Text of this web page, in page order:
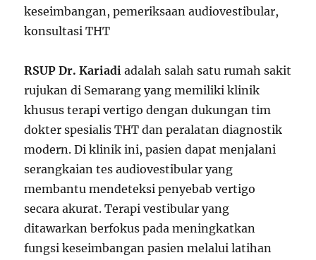
keseimbangan, pemeriksaan audiovestibular,
konsultasi THT
RSUP Dr. Kariadi adalah salah satu rumah sakit
rujukan di Semarang yang memiliki klinik
khusus terapi vertigo dengan dukungan tim
dokter spesialis THT dan peralatan diagnostik
modern. Di klinik ini, pasien dapat menjalani
serangkaian tes audiovestibular yang
membantu mendeteksi penyebab vertigo
secara akurat. Terapi vestibular yang
ditawarkan berfokus pada meningkatkan
fungsi keseimbangan pasien melalui latihan